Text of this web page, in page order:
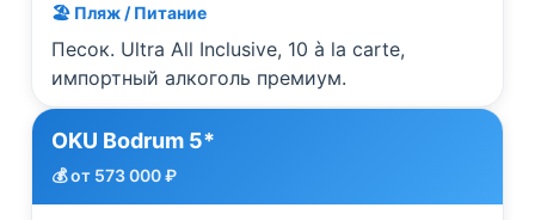
🏖️ Пляж / Питание
Песок. Ultra All Inclusive, 10 à la carte,
импортный алкоголь премиум.
OKU Bodrum 5*
💰 от 573 000 ₽